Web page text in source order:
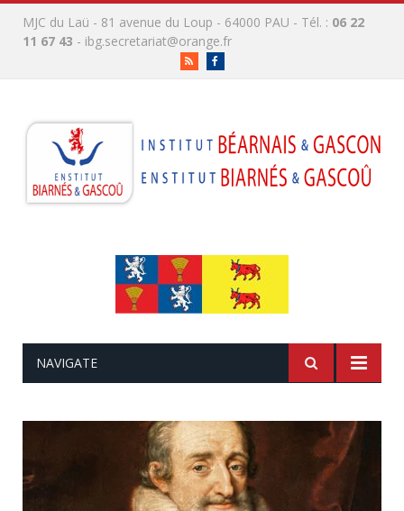
MJC du Laü - 81 avenue du Loup - 64000 PAU - Tél. : 06 22
11 67 43 - ibg.secretariat@orange.fr
RSS
NAVIGATE